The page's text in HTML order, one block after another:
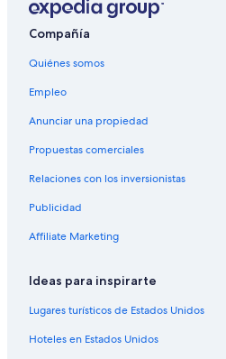
Compañía
Quiénes somos
Empleo
Anunciar una propiedad
Propuestas comerciales
Relaciones con los inversionistas
Publicidad
Affiliate Marketing
Ideas para inspirarte
Lugares turísticos de Estados Unidos
Hoteles en Estados Unidos